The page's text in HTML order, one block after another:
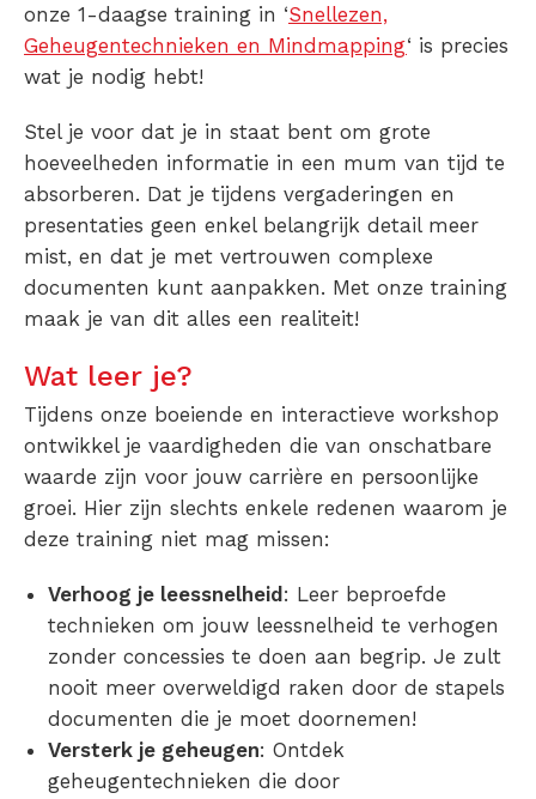
onze 1-daagse training in ‘Snellezen,
Geheugentechnieken en Mindmapping‘ is precies
wat je nodig hebt!
Stel je voor dat je in staat bent om grote
hoeveelheden informatie in een mum van tijd te
absorberen. Dat je tijdens vergaderingen en
presentaties geen enkel belangrijk detail meer
mist, en dat je met vertrouwen complexe
documenten kunt aanpakken. Met onze training
maak je van dit alles een realiteit!
Wat leer je?
Tijdens onze boeiende en interactieve workshop
ontwikkel je vaardigheden die van onschatbare
waarde zijn voor jouw carrière en persoonlijke
groei. Hier zijn slechts enkele redenen waarom je
deze training niet mag missen:
Verhoog je leessnelheid: Leer beproefde
technieken om jouw leessnelheid te verhogen
zonder concessies te doen aan begrip. Je zult
nooit meer overweldigd raken door de stapels
documenten die je moet doornemen!
Versterk je geheugen: Ontdek
geheugentechnieken die door